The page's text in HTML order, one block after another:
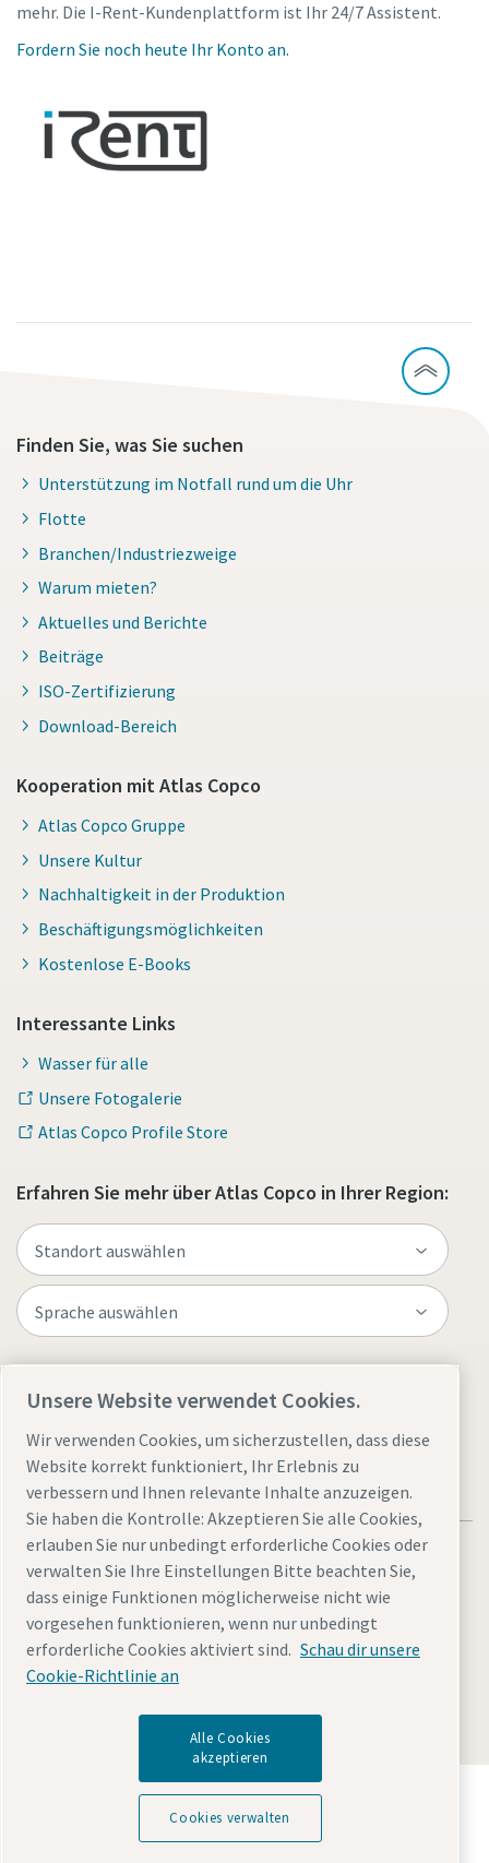
mehr. Die I-Rent-Kundenplattform ist Ihr 24/7 Assistent.
Fordern Sie noch heute Ihr Konto an.
Finden Sie, was Sie suchen
Unterstützung im Notfall rund um die Uhr
Flotte
Branchen/Industriezweige
Warum mieten?
Aktuelles und Berichte
Beiträge
ISO-Zertifizierung
Download-Bereich
Kooperation mit Atlas Copco
Atlas Copco Gruppe
Unsere Kultur
Nachhaltigkeit in der Produktion
Beschäftigungsmöglichkeiten
Kostenlose E-Books
Interessante Links
Wasser für alle
Unsere Fotogalerie
Atlas Copco Profile Store
Erfahren Sie mehr über Atlas Copco in Ihrer Region:
Rechtliche HinweiseCookies verwaltenZugänglichkeit
Datenschutzerklärung
© 2026 Atlas Copco AB
Entdecken Sie, wie die Atlas Copco Group
Technologien ermöglicht, die die Zukunft verändern.
Besuchen Sie die Website der Atlas Copco Group
Unsere Website verwendet Cookies.
Wir verwenden Cookies, um sicherzustellen, dass diese
Website korrekt funktioniert, Ihr Erlebnis zu
verbessern und Ihnen relevante Inhalte anzuzeigen.
Sie haben die Kontrolle: Akzeptieren Sie alle Cookies,
erlauben Sie nur unbedingt erforderliche Cookies oder
verwalten Sie Ihre Einstellungen Bitte beachten Sie,
dass einige Funktionen möglicherweise nicht wie
vorgesehen funktionieren, wenn nur unbedingt
erforderliche Cookies aktiviert sind. Schau dir unsere
Cookie-Richtlinie an
Alle Cookies
akzeptieren
Cookies verwalten